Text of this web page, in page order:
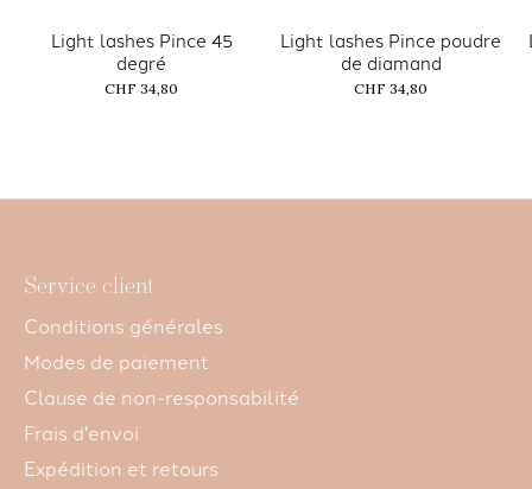
Light lashes Pince 45
degré
CHF 34,80
Light lashes Pince poudre
de diamand
CHF 34,80
Service client
Conditions générales
Modes de paiement
Clause de non-responsabilité
Frais d'envoi
Expédition et retours